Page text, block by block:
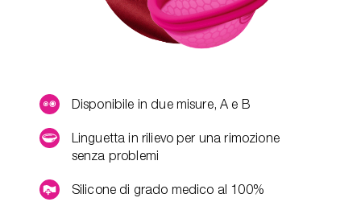
Disponibile in due misure, A e B
Linguetta in rilievo per una rimozione
senza problemi
Silicone di grado medico al 100%